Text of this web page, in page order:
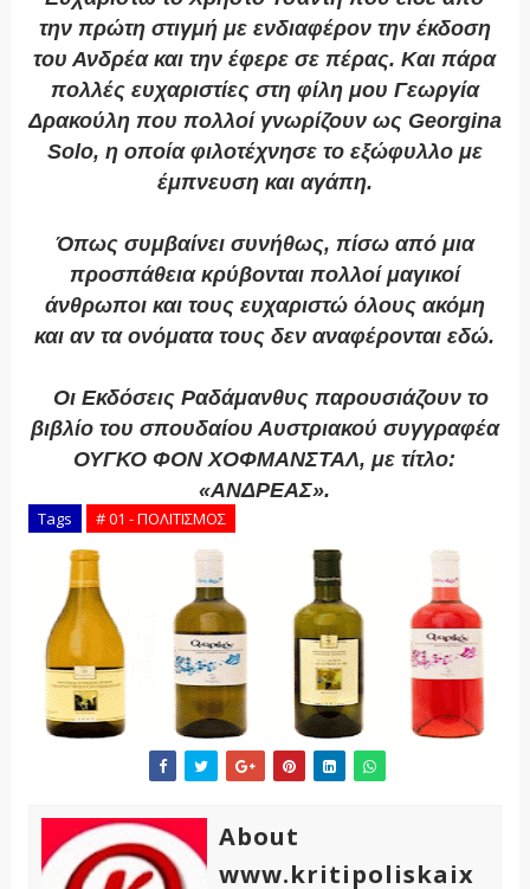
την πρώτη στιγμή με ενδιαφέρον την έκδοση
του Ανδρέα και την έφερε σε πέρας. Και πάρα
πολλές ευχαριστίες στη φίλη μου Γεωργία
Δρακούλη που πολλοί γνωρίζουν ως Georgina
Solo, η οποία φιλοτέχνησε το εξώφυλλο με
έμπνευση και αγάπη.
Όπως συμβαίνει συνήθως, πίσω από μια
προσπάθεια κρύβονται πολλοί μαγικοί
άνθρωποι και τους ευχαριστώ όλους ακόμη
και αν τα ονόματα τους δεν αναφέρονται εδώ.
Οι Εκδόσεις Ραδάμανθυς παρουσιάζουν το
βιβλίο του σπουδαίου Αυστριακού συγγραφέα
ΟΥΓΚΟ ΦΟΝ ΧΟΦΜΑΝΣΤΑΛ, με τίτλο:
«ΑΝΔΡΕΑΣ».
Tags # 01 - ΠΟΛΙΤΙΣΜΟΣ
About
www.kritipoliskaix